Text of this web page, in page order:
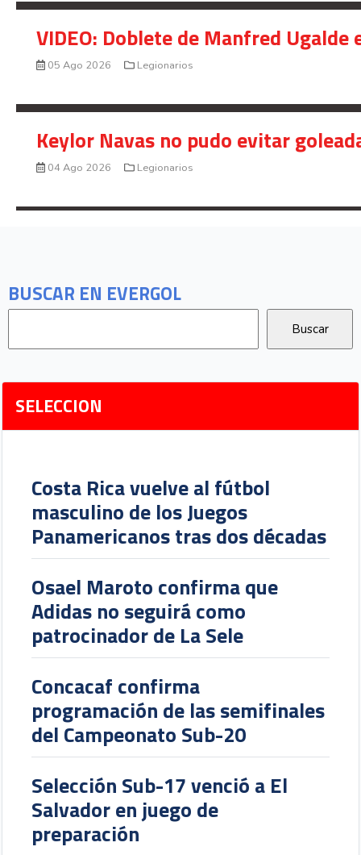
BUSCAR EN EVERGOL
SELECCION
Costa Rica vuelve al fútbol
masculino de los Juegos
Panamericanos tras dos décadas
Osael Maroto confirma que
Adidas no seguirá como
patrocinador de La Sele
Concacaf confirma
programación de las semifinales
del Campeonato Sub-20
Selección Sub-17 venció a El
Salvador en juego de
preparación
VIDEO: Doblete de Manfred
05 Ago 2026 Legionarios
Keylor Navas no pudo evitar
04 Ago 2026 Legionarios